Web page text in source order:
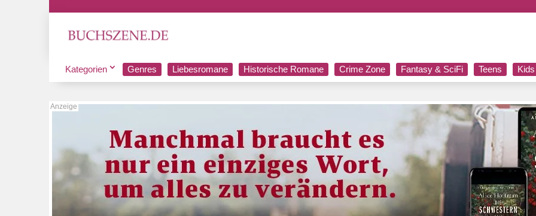
Kategorien Genres Liebesromane Historische Romane Crime Zone Fantasy & SciFi Teens Kids